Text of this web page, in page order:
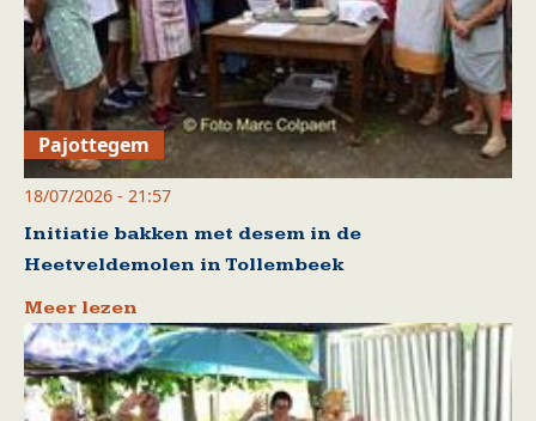
Pajottegem
18/07/2026 - 21:57
Initiatie bakken met desem in de
Heetveldemolen in Tollembeek
Meer lezen